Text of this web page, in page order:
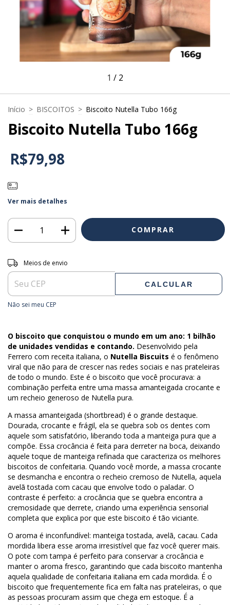
1 / 2
Início > BISCOITOS > Biscoito Nutella Tubo 166g
Biscoito Nutella Tubo 166g
R$79,98
Ver mais detalhes
Entregas para o CEP:
Meios de envio
CALCULAR
Não sei meu CEP
O biscoito que conquistou o mundo em um ano: 1 bilhão
de unidades vendidas e contando. Desenvolvido pela
Ferrero com receita italiana, o Nutella Biscuits é o fenômeno
viral que não para de crescer nas redes sociais e nas prateleiras
de todo o mundo. Este é o biscoito que você procurava: a
combinação perfeita entre uma massa amanteigada crocante e
um recheio generoso de Nutella pura.
A massa amanteigada (shortbread) é o grande destaque.
Dourada, crocante e frágil, ela se quebra sob os dentes com
aquele som satisfatório, liberando toda a manteiga pura que a
compõe. Essa crocância é feita para derreter na boca, deixando
aquele toque de manteiga refinada que caracteriza os melhores
biscoitos de confeitaria. Quando você morde, a massa crocante
se desmancha e encontra o recheio cremoso de Nutella, aquela
avelã tostada com cacau que envolve todo o paladar. O
contraste é perfeito: a crocância que se quebra encontra a
cremosidade que derrete, criando uma experiência sensorial
completa que explica por que este biscoito é tão viciante.
O aroma é inconfundível: manteiga tostada, avelã, cacau. Cada
mordida libera esse aroma irresistível que faz você querer mais.
O pote com tampa é perfeito para conservar a crocância e
manter o aroma fresco, garantindo que cada biscoito mantenha
aquela qualidade de confeitaria italiana em cada mordida. É o
biscoito que frequentemente fica em falta nas prateleiras, o que
as pessoas procuram assim que chega em estoque. É a